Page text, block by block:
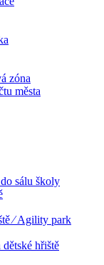
zóna
města
sálu školy
⁄ Agility park
hřiště